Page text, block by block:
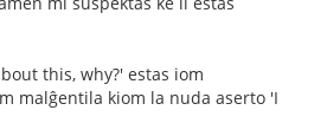
this, why?' estas iom
malĝentila kiom la nuda aserto 'I